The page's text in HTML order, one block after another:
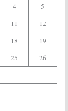
4
5
11
12
18
19
25
26